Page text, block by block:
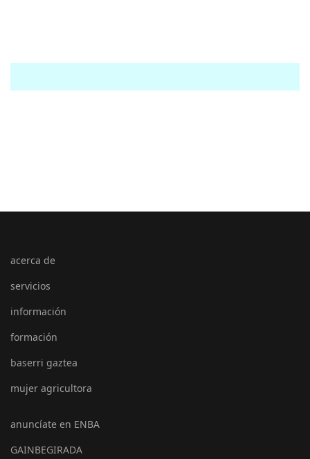
acerca de
servicios
información
formación
baserri gaztea
mujer agricultora
anuncíate en ENBA
GAINBEGIRADA